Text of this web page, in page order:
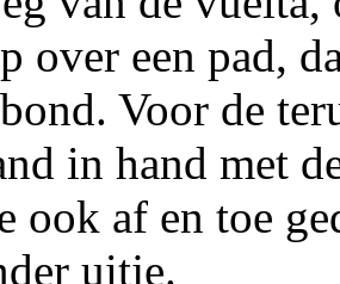
over een pad,
Voor de
in hand met
ook af en toe
uitje.